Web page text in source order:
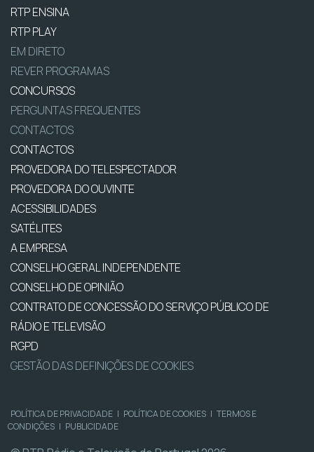
RTP ENSINA
RTP PLAY
EM DIRETO
REVER PROGRAMAS
CONCURSOS
PERGUNTAS FREQUENTES
CONTACTOS
CONTACTOS
PROVEDORA DO TELESPECTADOR
PROVEDORA DO OUVINTE
ACESSIBILIDADES
SATÉLITES
A EMPRESA
CONSELHO GERAL INDEPENDENTE
CONSELHO DE OPINIÃO
CONTRATO DE CONCESSÃO DO SERVIÇO PÚBLICO DE
RÁDIO E TELEVISÃO
RGPD
GESTÃO DAS DEFINIÇÕES DE COOKIES
POLÍTICA DE PRIVACIDADE | POLÍTICA DE COOKIES | TERMOS E
CONDIÇÕES | PUBLICIDADE